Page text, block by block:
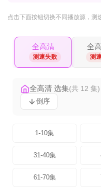
点击下面按钮切换不同播放源 ，测
全高清
测速失败
全
测
全高清 选集(共 12 集)
倒序
1-10集
31-40集
61-70集